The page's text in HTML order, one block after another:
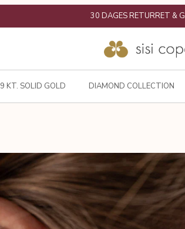
★★★★★ TRUSTPILOT
9 KT. SOLID GOLD DIAMOND COLLECTION